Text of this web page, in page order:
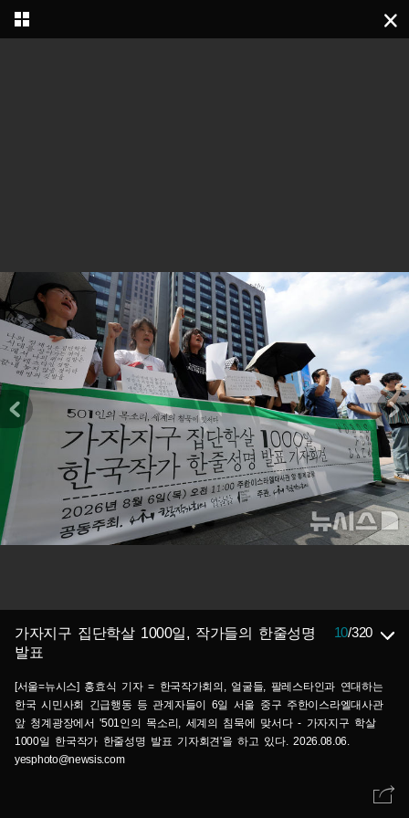
가자지구 집단학살 1000일, 작가들의 한줄성명
발표
10/320
[서울=뉴시스] 홍효식 기자 = 한국작가회의, 얼굴들, 팔레스타인과 연대하는
한국 시민사회 긴급행동 등 관계자들이 6일 서울 중구 주한이스라엘대사관
앞 청계광장에서 '501인의 목소리, 세계의 침묵에 맞서다 - 가자지구 학살
1000일 한국작가 한줄성명 발표 기자회견'을 하고 있다. 2026.08.06.
yesphoto@newsis.com